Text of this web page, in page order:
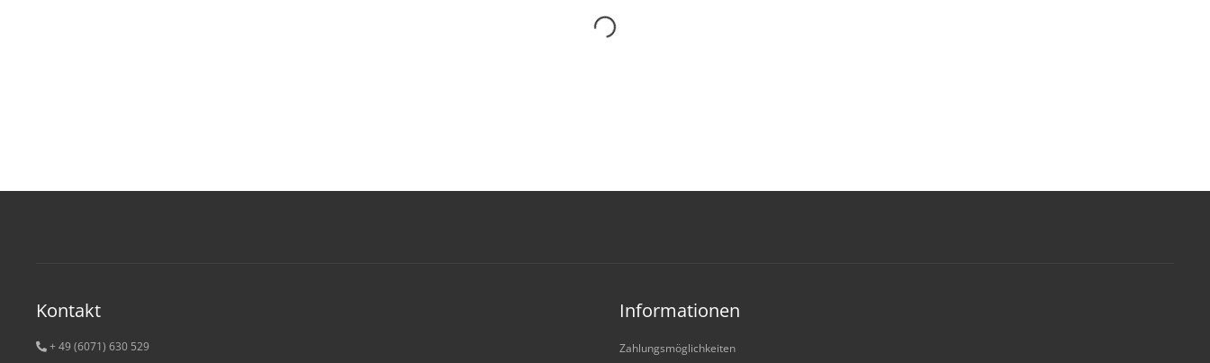
Kontakt
+ 49 (6071) 630 529
Informationen
Zahlungsmöglichkeiten